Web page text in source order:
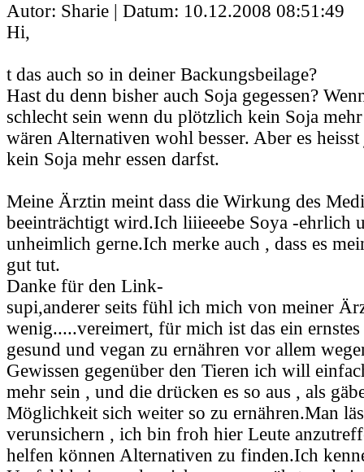
Autor: Sharie | Datum: 10.12.2008 08:51:49
Hi,
t das auch so in deiner Backungsbeilage?
Hast du denn bisher auch Soja gegessen?
schlecht sein wenn du plötzlich kein Soja
wären Alternativen wohl besser. Aber es
kein Soja mehr essen darfst.
Meine Ärztin meint dass die Wirkung des
beeinträchtigt wird.Ich liiieeebe Soya -ehrlich
unheimlich gerne.Ich merke auch , dass es
gut tut.
Danke für den Link-
supi,anderer seits fühl ich mich von meiner
wenig.....vereimert, für mich ist das ein
gesund und vegan zu ernähren vor allem
Gewissen gegenüber den Tieren ich will
mehr sein , und die drücken es so aus , als
Möglichkeit sich weiter so zu ernähren.Man
verunsichern , ich bin froh hier Leute
helfen können Alternativen zu finden.Ich